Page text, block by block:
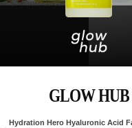
GLOW HUB
Hydration Hero Hyaluronic Acid